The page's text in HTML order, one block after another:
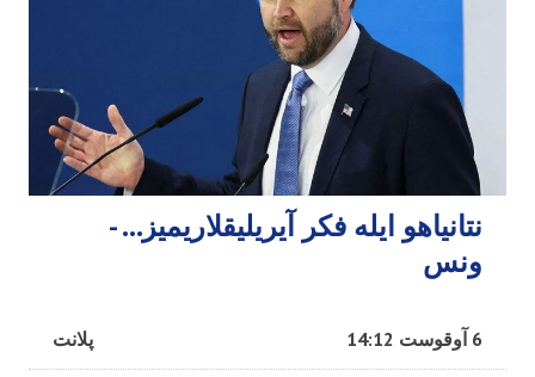
نتانیاهو ایله فکر آیریلیقلاریمیز… -
ونس
پلانت 6 آوقوست 14:12